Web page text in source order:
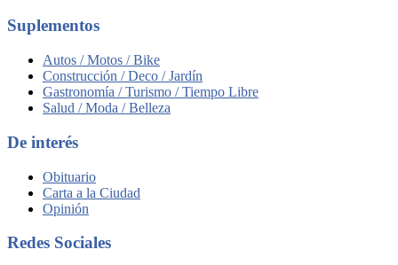
Suplementos
Autos / Motos / Bike
Construcción / Deco / Jardín
Gastronomía / Turismo / Tiempo Libre
Salud / Moda / Belleza
De interés
Obituario
Carta a la Ciudad
Opinión
Redes Sociales